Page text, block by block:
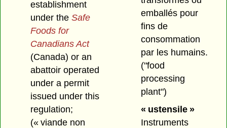
establishment
under the Safe
Foods for
Canadians Act
(Canada) or an
abattoir operated
under a permit
issued under this
regulation;
(« viande non
emballés pour
fins de
consommation
par les humains.
("food
processing
plant")
« ustensile »
Instruments